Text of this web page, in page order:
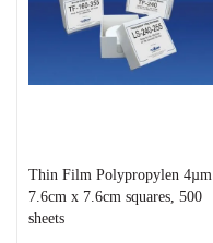
Thin Film Polypropylen 4µm
7.6cm x 7.6cm squares, 500
sheets